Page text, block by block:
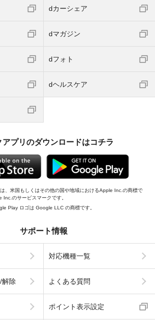
dカーシェア
dマガジン
dフォト
dヘルスケア
プリのダウンロードはコチラ
、米国もしくはその他の国や地域におけるApple Inc.の商標で
のサービスマークです。
Play ロゴは Google LLC の商標です。
サポート情報
対応機種一覧
解除 よくある質問
ポイント表示設定